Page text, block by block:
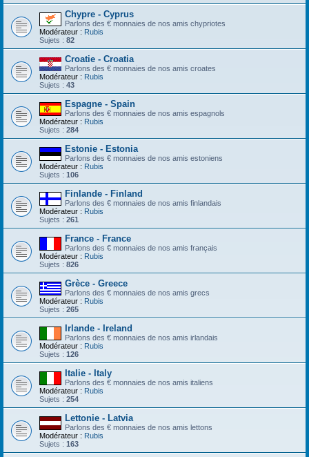
Chypre - Cyprus
Parlons des € monnaies de nos amis chypriotes
Modérateur : Rubis
Sujets : 82
Croatie - Croatia
Parlons des € monnaies de nos amis croates
Modérateur : Rubis
Sujets : 43
Espagne - Spain
Parlons des € monnaies de nos amis espagnols
Modérateur : Rubis
Sujets : 284
Estonie - Estonia
Parlons des € monnaies de nos amis estoniens
Modérateur : Rubis
Sujets : 106
Finlande - Finland
Parlons des € monnaies de nos amis finlandais
Modérateur : Rubis
Sujets : 261
France - France
Parlons des € monnaies de nos amis français
Modérateur : Rubis
Sujets : 826
Grèce - Greece
Parlons des € monnaies de nos amis grecs
Modérateur : Rubis
Sujets : 265
Irlande - Ireland
Parlons des € monnaies de nos amis irlandais
Modérateur : Rubis
Sujets : 126
Italie - Italy
Parlons des € monnaies de nos amis italiens
Modérateur : Rubis
Sujets : 254
Lettonie - Latvia
Parlons des € monnaies de nos amis lettons
Modérateur : Rubis
Sujets : 163